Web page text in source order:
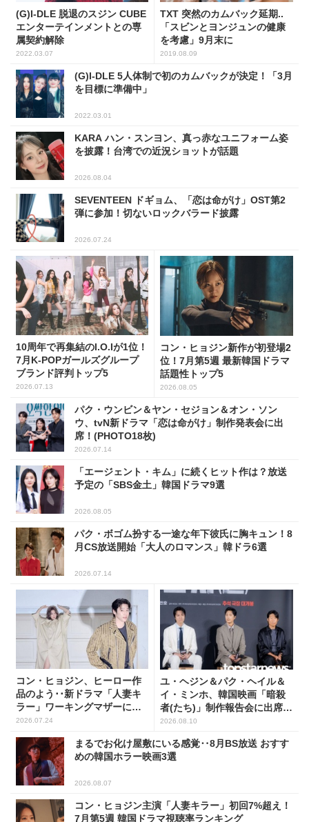
(G)I-DLE 脱退のスジン CUBE
エンターテインメントとの専
属契約解除
2022.03.07
TXT 突然のカムバック延期..
「スビンとヨンジュンの健康
を考慮」9月末に
2019.08.09
(G)I-DLE 5人体制で初のカムバックが決定！「3月
を目標に準備中」
2022.03.01
KARA ハン・スンヨン、真っ赤なユニフォーム姿
を披露！台湾での近況ショットが話題
2026.08.04
SEVENTEEN ドギョム、「恋は命がけ」OST第2
弾に参加！切ないロックバラード披露
2026.07.24
10周年で再集結のI.O.Iが1位！
7月K-POPガールズグループ
ブランド評判トップ5
2026.07.13
コン・ヒョジン新作が初登場2
位！7月第5週 最新韓国ドラマ
話題性トップ5
2026.08.05
パク・ウンビン＆ヤン・セジョン＆オン・ソン
ウ、tvN新ドラマ「恋は命がけ」制作発表会に出
席！(PHOTO18枚)
2026.07.14
「エージェント・キム」に続くヒット作は？放送
予定の「SBS金土」韓国ドラマ9選
2026.08.05
パク・ボゴム扮する一途な年下彼氏に胸キュン！8
月CS放送開始「大人のロマンス」韓ドラ6選
2026.07.14
コン・ヒョジン、ヒーロー作
品のよう･･新ドラマ「人妻キ
ラー」ワーキングマザーに変
身
2026.07.24
ユ・ヘジン＆パク・ヘイル＆
イ・ミンホ、韓国映画「暗殺
者(たち)」制作報告会に出席！
(PHOTO8枚)
2026.08.10
まるでお化け屋敷にいる感覚‥8月BS放送 おすす
めの韓国ホラー映画3選
2026.08.07
コン・ヒョジン主演「人妻キラー」初回7%超え！
7月第5週 韓国ドラマ視聴率ランキング